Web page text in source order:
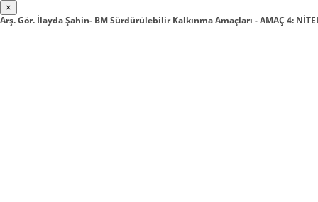
×
Arş. Gör. İlayda Şahin- BM Sürdürülebilir Kalkınma Amaçları - AMAÇ 4: